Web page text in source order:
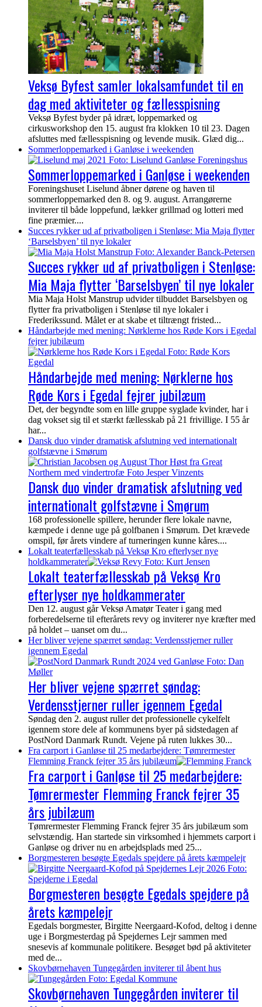
Veksø Byfest samler lokalsamfundet til en
dag med aktiviteter og fællesspisning
Veksø Byfest byder på idræt, loppemarked og
cirkusworkshop den 15. august fra klokken 10 til 23. Dagen
afsluttes med fællesspisning og levende musik. Glæd dig...
Sommerloppemarked i Ganløse i weekenden
Sommerloppemarked i Ganløse i weekenden
Foreningshuset Liselund åbner dørene og haven til
sommerloppemarked den 8. og 9. august. Arrangørerne
inviterer til både loppefund, lækker grillmad og lotteri med
fine præmier....
Succes rykker ud af privatboligen i Stenløse: Mia Maja flytter
‘Barselsbyen’ til nye lokaler
Succes rykker ud af privatboligen i Stenløse:
Mia Maja flytter ‘Barselsbyen’ til nye lokaler
Mia Maja Holst Manstrup udvider tilbuddet Barselsbyen og
flytter fra privatboligen i Stenløse til nye lokaler i
Frederikssund. Målet er at skabe et tiltrængt fristed...
Håndarbejde med mening: Nørklerne hos Røde Kors i Egedal
fejrer jubilæum
Håndarbejde med mening: Nørklerne hos
Røde Kors i Egedal fejrer jubilæum
Det, der begyndte som en lille gruppe syglade kvinder, har i
dag vokset sig til et stærkt fællesskab på 21 frivillige. I 55 år
har...
Dansk duo vinder dramatisk afslutning ved internationalt
golfstævne i Smørum
Dansk duo vinder dramatisk afslutning ved
internationalt golfstævne i Smørum
168 professionelle spillere, herunder flere lokale navne,
kæmpede i denne uge på golfbanen i Smørum. Det krævede
omspil, før årets vindere af turneringen kunne kåres....
Lokalt teaterfællesskab på Veksø Kro efterlyser nye
holdkammerater
Lokalt teaterfællesskab på Veksø Kro
efterlyser nye holdkammerater
Den 12. august går Veksø Amatør Teater i gang med
forberedelserne til efterårets revy og inviterer nye kræfter med
på holdet – uanset om du...
Her bliver vejene spærret søndag: Verdensstjerner ruller
igennem Egedal
Her bliver vejene spærret søndag:
Verdensstjerner ruller igennem Egedal
Søndag den 2. august ruller det professionelle cykelfelt
igennem store dele af kommunens byer på sidstedagen af
PostNord Danmark Rundt. Vejene på ruten lukkes 30...
Fra carport i Ganløse til 25 medarbejdere: Tømrermester
Flemming Franck fejrer 35 års jubilæum
Fra carport i Ganløse til 25 medarbejdere:
Tømrermester Flemming Franck fejrer 35
års jubilæum
Tømrermester Flemming Franck fejrer 35 års jubilæum som
selvstændig. Han startede sin virksomhed i hjemmets carport i
Ganløse og driver nu en arbejdsplads med 25...
Borgmesteren besøgte Egedals spejdere på årets kæmpelejr
Borgmesteren besøgte Egedals spejdere på
årets kæmpelejr
Egedals borgmester, Birgitte Neergaard-Kofod, deltog i denne
uge i Borgmesterdag på Spejdernes Lejr sammen med
snesevis af kommunale politikere. Besøget bød på aktiviteter
med de...
Skovbørnehaven Tungegården inviterer til åbent hus
Skovbørnehaven Tungegården inviterer til